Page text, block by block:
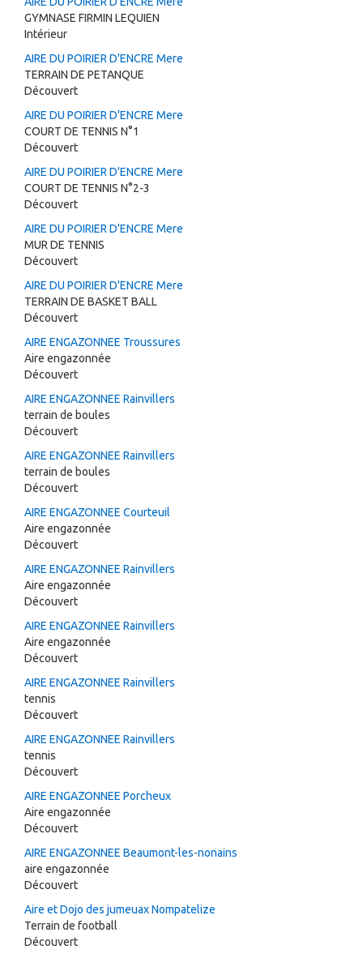
GYMNASE FIRMIN LEQUIEN
Intérieur
AIRE DU POIRIER D'ENCRE Mere
TERRAIN DE PETANQUE
Découvert
AIRE DU POIRIER D'ENCRE Mere
COURT DE TENNIS N°1
Découvert
AIRE DU POIRIER D'ENCRE Mere
COURT DE TENNIS N°2-3
Découvert
AIRE DU POIRIER D'ENCRE Mere
MUR DE TENNIS
Découvert
AIRE DU POIRIER D'ENCRE Mere
TERRAIN DE BASKET BALL
Découvert
AIRE ENGAZONNEE Troussures
Aire engazonnée
Découvert
AIRE ENGAZONNEE Rainvillers
terrain de boules
Découvert
AIRE ENGAZONNEE Rainvillers
terrain de boules
Découvert
AIRE ENGAZONNEE Courteuil
Aire engazonnée
Découvert
AIRE ENGAZONNEE Rainvillers
Aire engazonnée
Découvert
AIRE ENGAZONNEE Rainvillers
Aire engazonnée
Découvert
AIRE ENGAZONNEE Rainvillers
tennis
Découvert
AIRE ENGAZONNEE Rainvillers
tennis
Découvert
AIRE ENGAZONNEE Porcheux
Aire engazonnée
Découvert
AIRE ENGAZONNEE Beaumont-les-nonains
aire engazonnée
Découvert
Aire et Dojo des jumeuax Nompatelize
Terrain de football
Découvert